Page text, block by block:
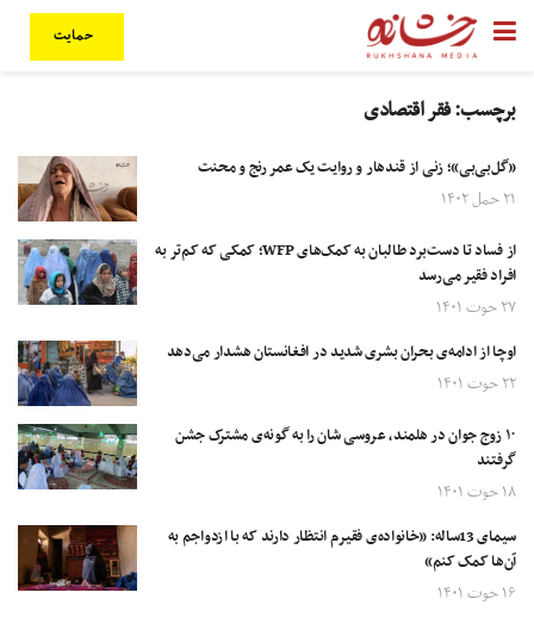
حمایت
برچسب:فقر اقتصادی
«گل‌بی‌بی»؛ زنی از قندهار و روایت یک‌ عمر رنج و محنت
۲۱ حمل ۱۴۰۲
از فساد تا دست‌برد طالبان به کمک‌های WFP؛ کمکی که کم‌تر به
افراد فقیر می‌رسد
۲۷ حوت ۱۴۰۱
اوچا از ادامه‌ی بحران بشری شدید در افغانستان هشدار می‌دهد
۲۲ حوت ۱۴۰۱
۱۰ زوج جوان در هلمند، عروسی‌ شان را به گونه‌ی مشترک جشن
گرفتند
۱۸ حوت ۱۴۰۱
سیمای 13ساله: «خانواد‌ه‌ی‌ فقیرم انتظار دارند که با ازدواجم به
آن‌ها کمک کنم»
۱۶ حوت ۱۴۰۱